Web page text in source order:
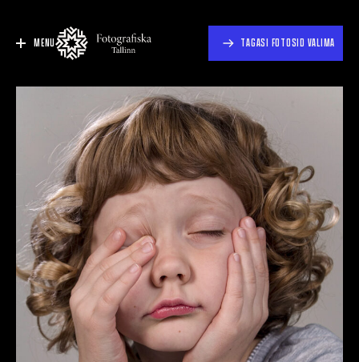
MENU TAGASI FOTOSID VALIMA